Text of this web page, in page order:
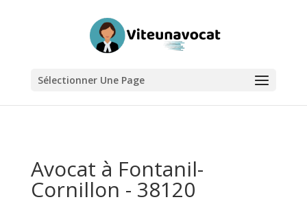
Sélectionner Une Page
Avocat à Fontanil-
Cornillon - 38120